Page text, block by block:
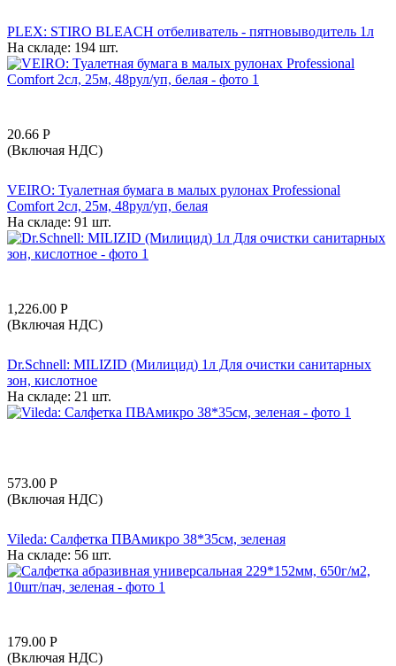
PLEX: STIRO BLEACH отбеливатель - пятновыводитель 1л
На складе: 194 шт.
20.66 Р
(Включая НДС)
VEIRO: Туалетная бумага в малых рулонах Professional
Comfort 2сл, 25м, 48рул/уп, белая
На складе: 91 шт.
1,226.00 Р
(Включая НДС)
Dr.Schnell: MILIZID (Милицид) 1л Для очистки санитарных
зон, кислотное
На складе: 21 шт.
573.00 Р
(Включая НДС)
Vileda: Салфетка ПВАмикро 38*35см, зеленая
На складе: 56 шт.
179.00 Р
(Включая НДС)